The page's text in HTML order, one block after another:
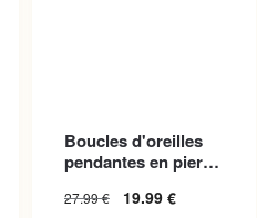
Boucles d'oreilles
pendantes en pierre
27.99€ 19.99 €